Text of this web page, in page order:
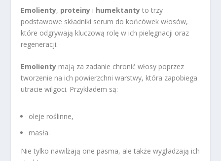
Emolienty, proteiny i humektanty to trzy
podstawowe składniki serum do końcówek włosów,
które odgrywają kluczową rolę w ich pielęgnacji oraz
regeneracji.
Emolienty mają za zadanie chronić włosy poprzez
tworzenie na ich powierzchni warstwy, która zapobiega
utracie wilgoci. Przykładem są:
oleje roślinne,
masła.
Nie tylko nawilżają one pasma, ale także wygładzają ich